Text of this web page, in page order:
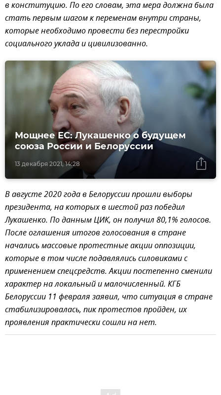
в конституцию. По его словам, эта мера должна была
стать первым шагом к переменам внутри страны,
которые необходимо провести без перестройки
социального уклада и цивилизованно.
13 декабря 2021, 14:28
Мощнее ЕС: Лукашенко о будущем
союза России и Белоруссии
В августе 2020 года в Белоруссии прошли выборы
президента, на которых в шестой раз победил
Лукашенко. По данным ЦИК, он получил 80,1% голосов.
После оглашения итогов голосования в стране
начались массовые протестные акции оппозиции,
которые в том числе подавлялись силовиками с
применением спецсредств. Акции постепенно сменили
характер на локальный и малочисленный. КГБ
Белоруссии 11 февраля заявил, что ситуация в стране
стабилизировалась, пик протестов пройден, их
проявления практически сошли на нет.